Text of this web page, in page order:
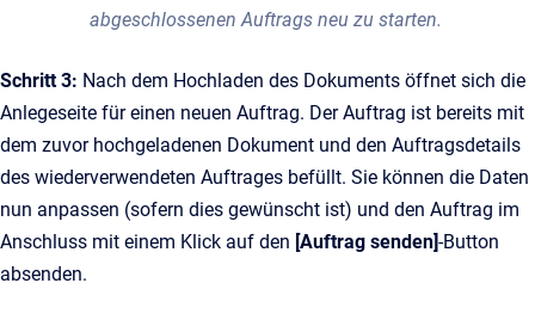
abgeschlossenen Auftrags neu zu starten.
Schritt 3: Nach dem Hochladen des Dokuments öffnet sich die
Anlegeseite für einen neuen Auftrag. Der Auftrag ist bereits mit
dem zuvor hochgeladenen Dokument und den Auftragsdetails
des wiederverwendeten Auftrages befüllt. Sie können die Daten
nun anpassen (sofern dies gewünscht ist) und den Auftrag im
Anschluss mit einem Klick auf den [Auftrag senden]-Button
absenden.